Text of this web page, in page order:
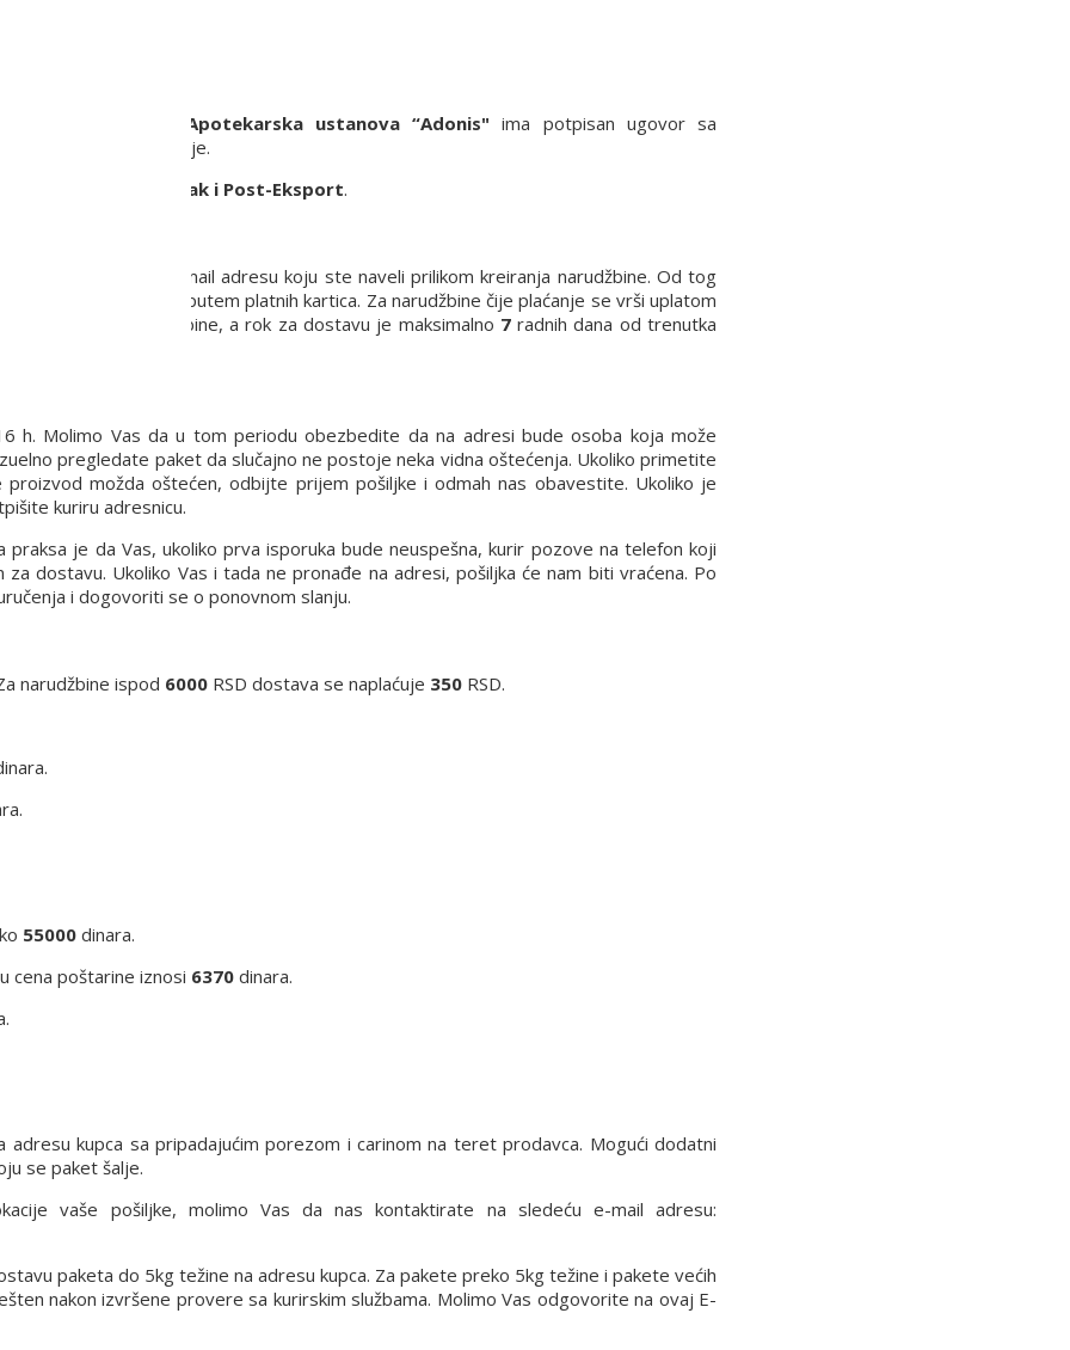
Apotekarska ustanova “Adonis" ima potpisan ugovor sa
Republike Srbije.
usluge
Post-Pak i Post-Eksport.
na Vašu e-mail adresu koju ste naveli prilikom kreiranja narudžbine. Od tog
robe pouzećem ili putem platnih kartica. Za narudžbine čije plaćanje se vrši uplatom
sa potvrdom narudžbine, a rok za dostavu je maksimalno 7radnih dana od trenutka
h. Molimo Vas da u tom periodu obezbedite da na adresi bude osoba koja može
pregledate paket da slučajno ne postoje neka vidna oštećenja. Ukoliko primetite
možda oštećen, odbijte prijem pošiljke i odmah nas obavestite. Ukoliko je
kuriru adresnicu.
praksa je da Vas, ukoliko prva isporuka bude neuspešna, kurir pozove na telefon koji
dostavu. Ukoliko Vas i tada ne pronađe na adresi, pošiljka će nam biti vraćena. Po
i dogovoriti se o ponovnom slanju.
narudžbine ispod 6000 RSD dostava se naplaćuje 350 RSD.
55000 dinara.
cena poštarine iznosi 6370 dinara.
kupca sa pripadajućim porezom i carinom na teret prodavca. Mogući dodatni
se paket šalje.
vaše pošiljke, molimo Vas da nas kontaktirate na sledeću e-mail adresu:
paketa do 5kg težine na adresu kupca. Za pakete preko 5kg težine i pakete većih
nakon izvršene provere sa kurirskim službama. Molimo Vas odgovorite na ovaj E-